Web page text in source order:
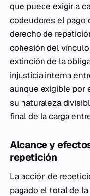
que puede exigir a
codeudores el pago
derecho de
cohesión del
extinción de la
injusticia interna
aunque exigible por
su naturaleza
final de la carga
Alcance y
repetición
La acción de
pagado el total de